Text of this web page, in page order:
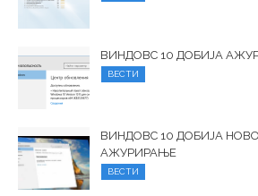
ВИНДОВС 10 ДОБИЈА
ВЕСТИ
ВИНДОВС 10 ДОБИЈА
АЖУРИРАЊЕ
ВЕСТИ